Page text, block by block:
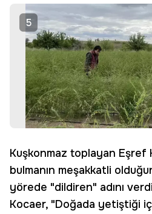
5
Kuşkonmaz toplayan Eşref
bulmanın meşakkatli
yörede "dildiren" adını
Kocaer, "Doğada yetiştiği